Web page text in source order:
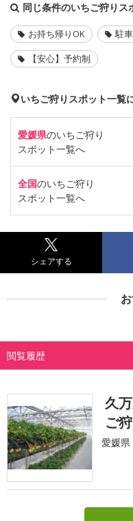
同じ条件のいちご狩りス
お持ち帰りOK 駐
【安心】予約制
いちご狩りスポット一覧
愛媛県のいちご狩り
スポット一覧へ
全国のいちご狩り
スポット一覧へ
シェアする
閲覧履歴
久
ご
愛媛